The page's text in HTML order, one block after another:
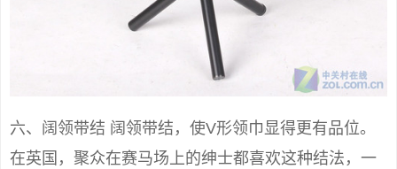
六、阔领带结 阔领带结，使V形领巾显得更有品位。
在英国，聚众在赛马场上的绅士都喜欢这种结法，一